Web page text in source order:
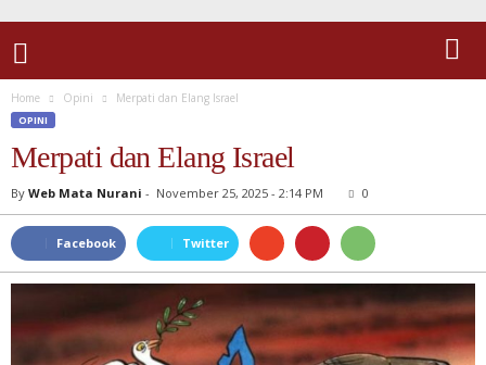
Home Opini Merpati dan Elang Israel
OPINI
Merpati dan Elang Israel
By Web Mata Nurani - November 25, 2025 - 2:14 PM 0
Facebook Twitter